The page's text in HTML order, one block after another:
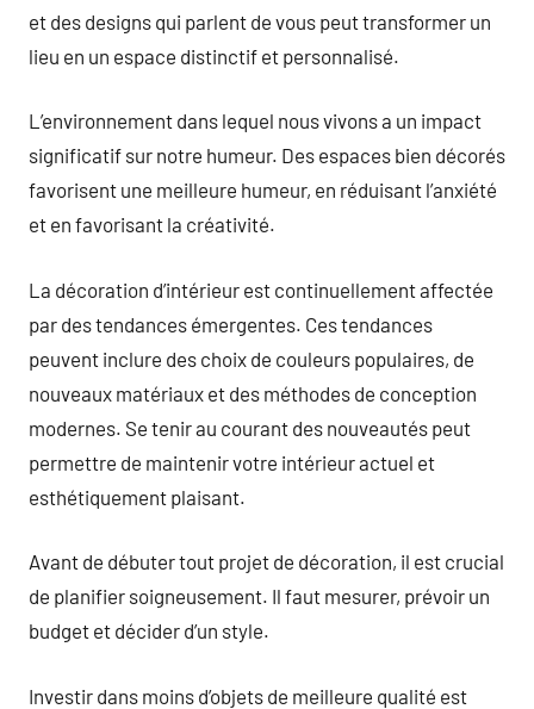
et des designs qui parlent de vous peut transformer un
lieu en un espace distinctif et personnalisé.
L’environnement dans lequel nous vivons a un impact
significatif sur notre humeur. Des espaces bien décorés
favorisent une meilleure humeur, en réduisant l’anxiété
et en favorisant la créativité.
La décoration d’intérieur est continuellement affectée
par des tendances émergentes. Ces tendances
peuvent inclure des choix de couleurs populaires, de
nouveaux matériaux et des méthodes de conception
modernes. Se tenir au courant des nouveautés peut
permettre de maintenir votre intérieur actuel et
esthétiquement plaisant.
Avant de débuter tout projet de décoration, il est crucial
de planifier soigneusement. Il faut mesurer, prévoir un
budget et décider d’un style.
Investir dans moins d’objets de meilleure qualité est